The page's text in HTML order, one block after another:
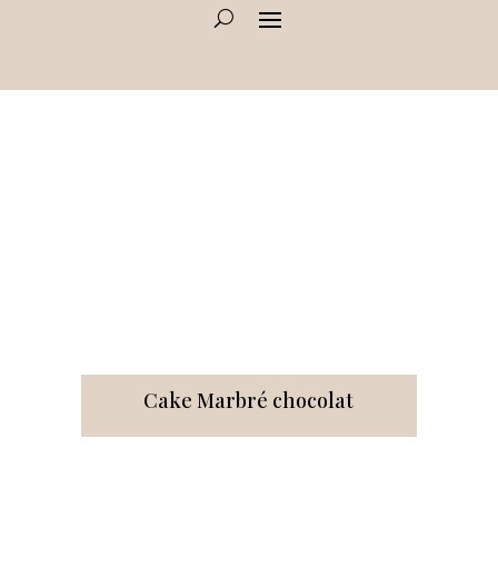
Cake Marbré chocolat